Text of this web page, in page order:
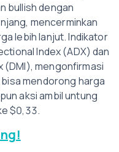
bullish dengan
mencerminkan
lebih lanjut. Indikator
Index (ADX) dan
(DMI), mengonfirmasi
mendorong harga
aksi ambil untung
$0,33.